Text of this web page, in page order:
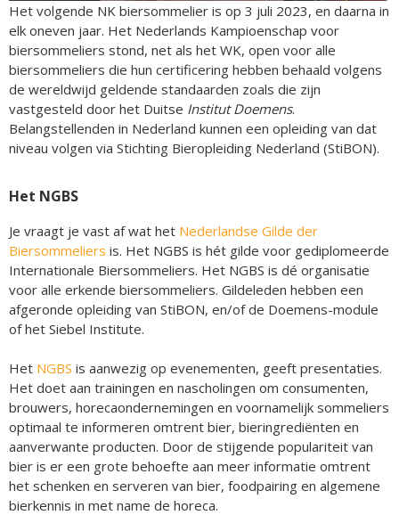
Het volgende NK biersommelier is op 3 juli 2023, en daarna in
elk oneven jaar. Het Nederlands Kampioenschap voor
biersommeliers stond, net als het WK, open voor alle
biersommeliers die hun certificering hebben behaald volgens
de wereldwijd geldende standaarden zoals die zijn
vastgesteld door het Duitse Institut Doemens.
Belangstellenden in Nederland kunnen een opleiding van dat
niveau volgen via Stichting Bieropleiding Nederland (StiBON).
Het NGBS
Je vraagt je vast af wat het Nederlandse Gilde der
Biersommeliers is. Het NGBS is hét gilde voor gediplomeerde
Internationale Biersommeliers. Het NGBS is dé organisatie
voor alle erkende biersommeliers. Gildeleden hebben een
afgeronde opleiding van StiBON, en/of de Doemens-module
of het Siebel Institute.
Het NGBS is aanwezig op evenementen, geeft presentaties.
Het doet aan trainingen en nascholingen om consumenten,
brouwers, horecaondernemingen en voornamelijk sommeliers
optimaal te informeren omtrent bier, bieringrediënten en
aanverwante producten. Door de stijgende populariteit van
bier is er een grote behoefte aan meer informatie omtrent
het schenken en serveren van bier, foodpairing en algemene
bierkennis in met name de horeca.